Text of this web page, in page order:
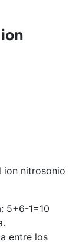
ion nitrosonio
5+6-1=10
entre los